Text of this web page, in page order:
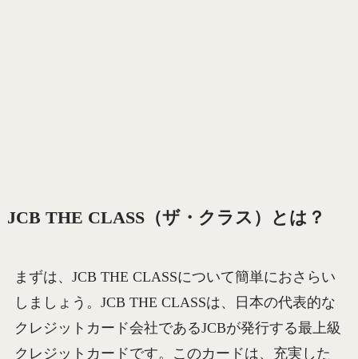
JCB THE CLASS（ザ・クラス）とは？
まずは、JCB THE CLASSについて簡単におさらい
しましょう。JCB THE CLASSは、日本の代表的な
クレジットカード会社であるJCBが発行する最上級
クレジットカードです。このカードは、充実した